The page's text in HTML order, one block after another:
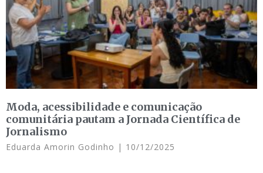
Moda, acessibilidade e comunicação
comunitária pautam a Jornada Científica de
Jornalismo
Eduarda Amorin Godinho 10/12/2025